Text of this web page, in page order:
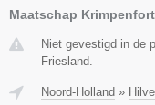
Maatschap Krimpenfort
Niet gevestigd in de
Friesland.
Noord-Holland »